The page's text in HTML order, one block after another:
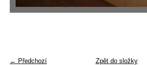
← Předchozí Zpět do složky